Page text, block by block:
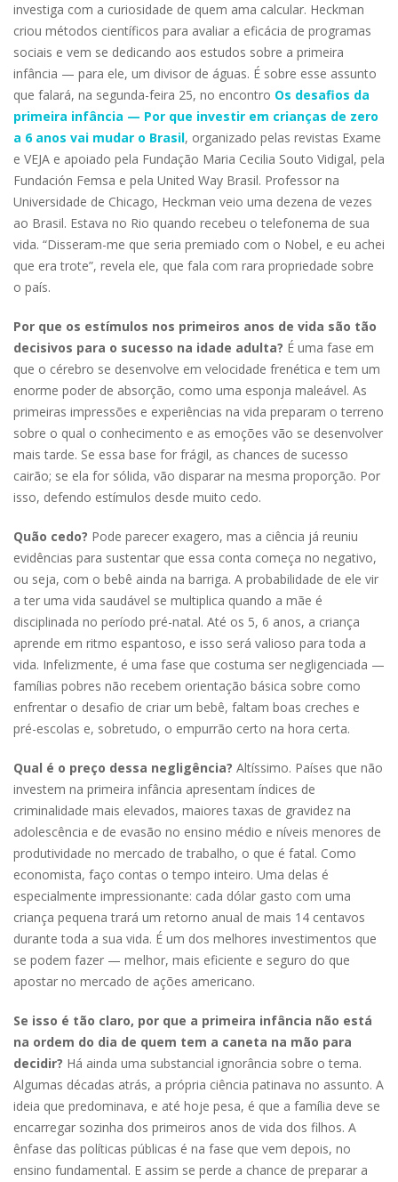
investiga com a curiosidade de quem ama calcular. Heck­man
criou métodos científicos para avaliar a eficácia de programas
sociais e vem se dedicando aos estudos sobre a primeira
infância — para ele, um divisor de águas. É sobre esse assunto
que falará, na segun­da-feira 25, no encontro Os desafios da
primeira infância — Por que investir em crianças de zero
a 6 anos vai mudar o Brasil, organizado pelas revistas Exame
e VEJA e apoiado pela Fundação Maria Cecilia Souto Vidigal, pela
Funda­ción Femsa e pela United Way Brasil. Professor na
Universidade de Chicago, Heckman veio uma dezena de vezes
ao Brasil. Estava no Rio quando recebeu o telefonema de sua
vida. “Disseram-me que seria premiado com o Nobel, e eu achei
que era trote”, revela ele, que fala com rara propriedade sobre
o país.
Por que os estímulos nos primeiros anos de vida são tão
decisivos para o sucesso na idade adulta? É uma fase em
que o cérebro se desenvolve em velocidade frenética e tem um
enorme poder de absorção, como uma esponja maleável. As
primeiras impressões e experiências na vida preparam o terreno
sobre o qual o conhecimento e as emoções vão se desenvolver
mais tarde. Se essa base for frágil, as chances de sucesso
cairão; se ela for sólida, vão disparar na mesma proporção. Por
isso, defendo estímulos desde muito cedo.
Quão cedo? Pode parecer exagero, mas a ciência já reuniu
evidências para sustentar que essa conta começa no negativo,
ou seja, com o bebê ainda na barriga. A probabilidade de ele vir
a ter uma vida saudável se multiplica quando a mãe é
disciplinada no período pré-natal. Até os 5, 6 anos, a criança
aprende em ritmo espantoso, e isso será valioso para toda a
vida. Infelizmente, é uma fase que costuma ser negligenciada —
famílias pobres não recebem orientação básica sobre como
enfrentar o desafio de criar um bebê, faltam boas creches e
pré-escolas e, sobretudo, o empurrão certo na hora certa.
Qual é o preço dessa negligência? Altíssimo. Países que não
investem na primeira infância apresentam índices de
criminalidade mais elevados, maiores taxas de gravidez na
adolescência e de evasão no ensino médio e níveis menores de
produtividade no mercado de trabalho, o que é fatal. Como
economista, faço contas o tempo inteiro. Uma delas é
especialmente impressionante: cada dólar gasto com uma
criança pequena trará um retorno anual de mais 14 centavos
durante toda a sua vida. É um dos melhores investimentos que
se podem fazer — melhor, mais eficiente e seguro do que
apostar no mercado de ações americano.
Se isso é tão claro, por que a primeira infância não está
na ordem do dia de quem tem a caneta na mão para
decidir? Há ainda uma substancial ignorância sobre o tema.
Algumas décadas atrás, a própria ciência patinava no assunto. A
ideia que predominava, e até hoje pesa, é que a família deve se
encarregar sozinha dos primeiros anos de vida dos filhos. A
ênfase das políticas públicas é na fase que vem depois, no
ensino fundamental. E assim se perde a chance de preparar a